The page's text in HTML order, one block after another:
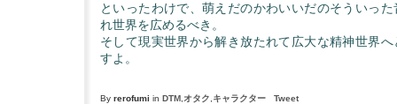
といったわけで、萌えだのかわいいだのそういっ
れ世界を広めるべき。
そして現実世界から解き放たれて広大な精神世界
すよ。
By rerofumi in DTM オタク キャラクター Tweet